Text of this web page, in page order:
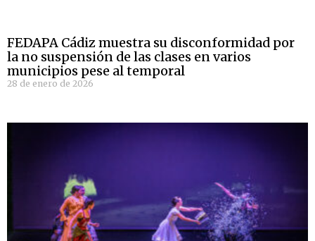
FEDAPA Cádiz muestra su disconformidad por
la no suspensión de las clases en varios
municipios pese al temporal
28 de enero de 2026